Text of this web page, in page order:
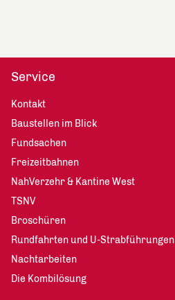
Service
Kontakt
Baustellen im Blick
Fundsachen
Freizeitbahnen
NahVerzehr & Kantine West
TSNV
Broschüren
Rundfahrten und U-Strabführungen
Nachtarbeiten
Die Kombilösung